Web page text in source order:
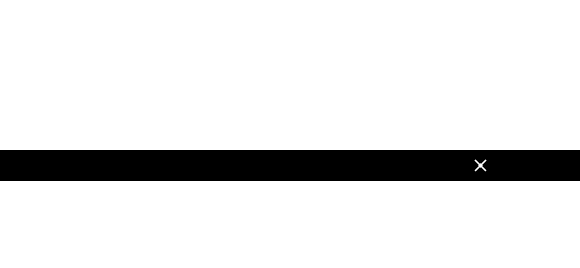
Schließen